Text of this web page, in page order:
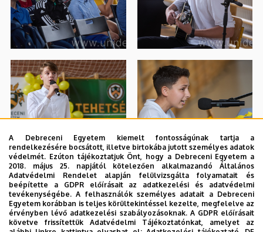
A Debreceni Egyetem kiemelt fontosságúnak tartja a
rendelkezésére bocsátott, illetve birtokába jutott személyes adatok
védelmét. Ezúton tájékoztatjuk Önt, hogy a Debreceni Egyetem a
2018. május 25. napjától kötelezően alkalmazandó Általános
Adatvédelmi Rendelet alapján felülvizsgálta folyamatait és
beépítette a GDPR előírásait az adatkezelési és adatvédelmi
tevékenységébe. A felhasználók személyes adatait a Debreceni
Egyetem korábban is teljes körültekintéssel kezelte, megfelelve az
érvényben lévő adatkezelési szabályozásoknak. A GDPR előírásait
követve frissítettük Adatvédelmi Tájékoztatónkat, amelyet az